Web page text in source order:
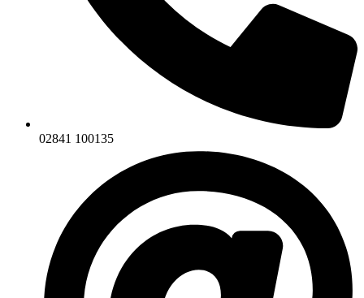
02841 100135